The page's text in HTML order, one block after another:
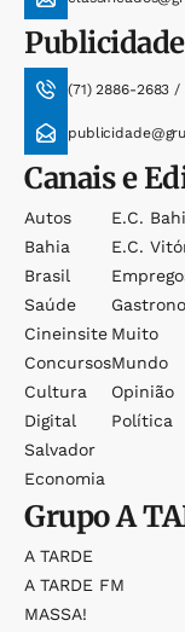
Publicidade
(71) 2886-2683
Canais e
Autos
Bahia
Brasil
Saúde
Cineinsite
Concursos
Cultura
Digital
Salvador
Economia
E.c.
E.c.
Muito
Mundo
Opinião
Política
GrupoA
A TARDE
A TARDE FM
MASSA!